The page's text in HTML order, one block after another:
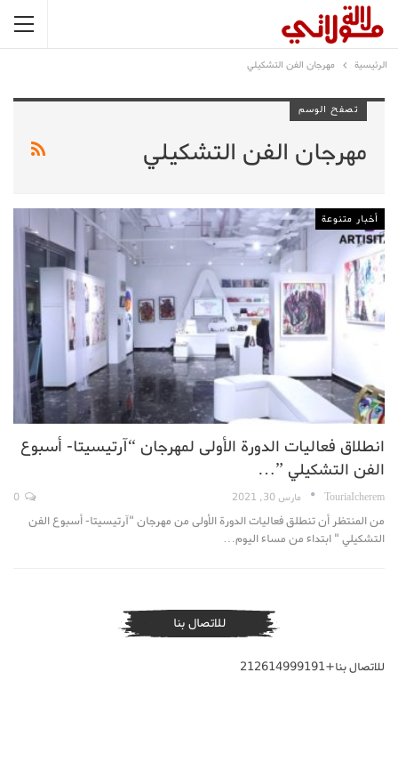
الرئيسية مهرجان الفن التشكيلي
تصفح الوسم
مهرجان الفن التشكيلي
أخبار متنوعة
انطلاق فعاليات الدورة الأولى لمهرجان “آرتيسيتا- أسبوع
الفن التشكيلي ”…
TouriaIcherem مارس 30, 2021
من المنتظر أن تنطلق فعاليات الدورة الأولى من مهرجان "آرتيسيتا- أسبوع الفن
التشكيلي " ابتداء من مساء اليوم…
للاتصال بنا
للاتصال بنا+212614999191